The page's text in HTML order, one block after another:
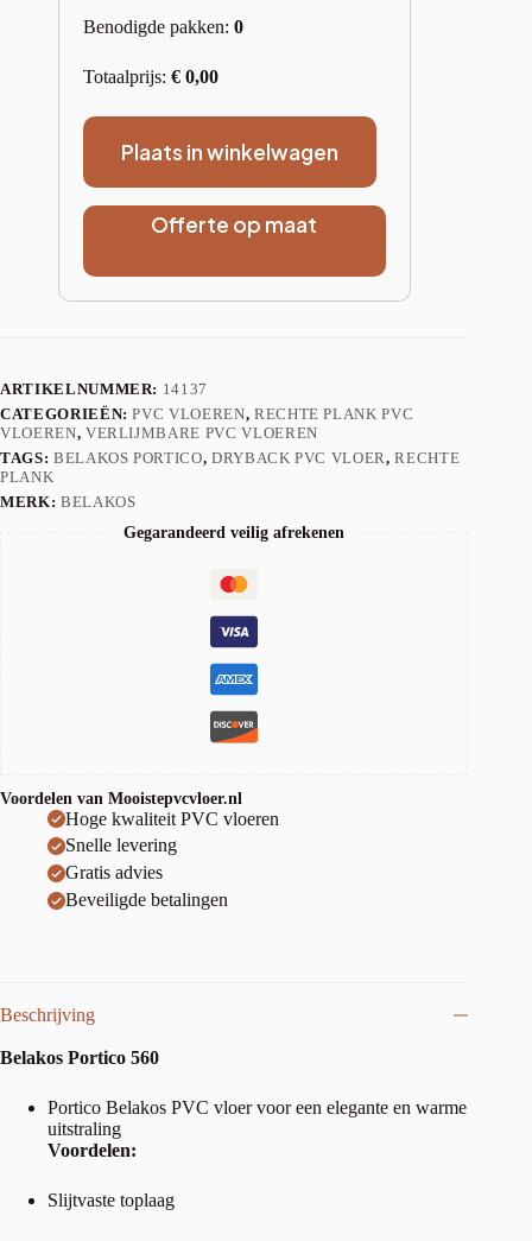
Benodigde pakken: 0
Totaalprijs: € 0,00
Plaats in winkelwagen
Offerte op maat
ARTIKELNUMMER: 14137
CATEGORIEËN:PVC VLOEREN, RECHTE PLANK PVC
VLOEREN, VERLIJMBARE PVC VLOEREN
TAGS: BELAKOS PORTICO, DRYBACK PVC VLOER,RECHTE
PLANK
MERK: BELAKOS
Gegarandeerd veilig afrekenen
Voordelen van Mooistepvcvloer.nl
Hoge kwaliteit PVC vloeren
Snelle levering
Gratis advies
Beveiligde betalingen
Beschrijving
Belakos Portico 560
Portico Belakos PVC vloer voor een elegante en warme
uitstraling
Voordelen:
Slijtvaste toplaag